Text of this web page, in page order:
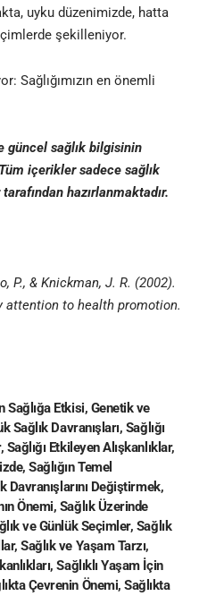
uyku düzenimizde, hatta
şekilleniyor.
Sağlığımızın en önemli
güncel sağlık bilgisinin
içerikler sadece sağlık
hazırlanmaktadır.
P., & Knickman, J. R. (2002).
to health promotion.
Sağlığa Etkisi, Genetik ve
Sağlık Davranışları, Sağlığı
, Sağlığı Etkileyen Alışkanlıklar,
,Sağlığın Temel
Davranışlarını Değiştirmek,
Önemi, Sağlık Üzerinde
ve Günlük Seçimler, Sağlık
,Sağlık ve Yaşam Tarzı,
,Sağlıklı Yaşam İçin
Çevrenin Önemi,Sağlıkta